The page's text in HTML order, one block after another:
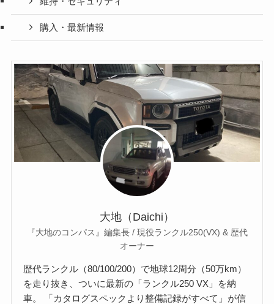
購入・最新情報
大地（Daichi）
『大地のコンパス』編集長 / 現役ランクル250(VX) & 歴代
オーナー
歴代ランクル（80/100/200）で地球12周分（50万km）
を走り抜き、ついに最新の「ランクル250 VX」を納
車。 「カタログスペックより整備記録がすべて」が信